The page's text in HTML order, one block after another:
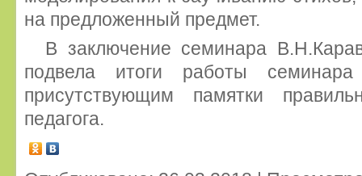
на предложенный предмет.
В заключение семинара
подвела итоги работы
присутствующим памятки
педагога.